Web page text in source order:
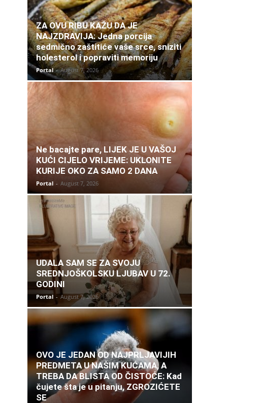
ZA OVU RIBU KAŽU DA JE
NAJZDRAVIJA: Jedna porcija
sedmično zaštitiće vaše srce, sniziti
holesterol i popraviti memoriju
Portal - August 7, 2026
Ne bacajte pare, LIJEK JE U VAŠOJ
KUĆI CIJELO VRIJEME: UKLONITE
KURIJE OKO ZA SAMO 2 DANA
Portal - August 7, 2026
UDALA SAM SE ZA SVOJU
SREDNJOŠKOLSKU LJUBAV U 72.
GODINI
Portal - August 7, 2026
OVO JE JEDAN OD NAJPRLJAVIJIH
PREDMETA U NAŠIM KUĆAMA, A
TREBA DA BLISTA OD ČISTOĆE: Kad
čujete šta je u pitanju, ZGROZIĆETE
SE